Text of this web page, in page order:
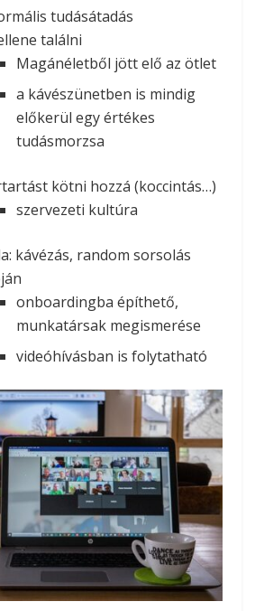
tudásátadás
találni
Magánéletből jött elő az ötlet
a kávészünetben is mindig
előkerül egy értékes
tudásmorzsa
kötni hozzá (koccintás…)
szervezeti kultúra
kávézás, random sorsolás
onboardingba építhető,
munkatársak megismerése
videóhívásban is folytatható